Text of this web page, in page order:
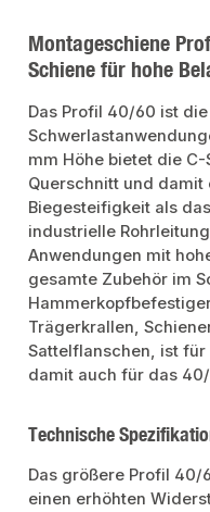
Montageschiene
Schiene für hohe
Das Profil 40/60 ist
mm Höhe bietet die
Querschnitt und
Biegesteifigkeit als
industrielle
Anwendungen mit
gesamte Zubehör im
Trägerkrallen,
Sattelflanschen, ist
damit auch für das
Technische
Das größere Profil
einen erhöhten